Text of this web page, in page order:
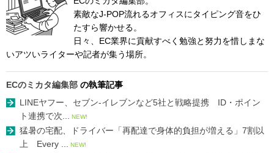
素敵なJ-POP流れるオフィスにタイピング音をひ
たすら響かせる。
日々、EC業界に貢献すべく勉強と努力を惜しまな
いアツいライターや記者が集う場所。
ECのミカタ編集部 の執筆記事
LINEヤフー、セブン-イレブンなど5社と戦略提携 ID・ポイン
ト連携で次...
NEW!
猛暑の宅配、ドライバー「再配達で身体的負担が増える」7割以
上 Every ...
NEW!